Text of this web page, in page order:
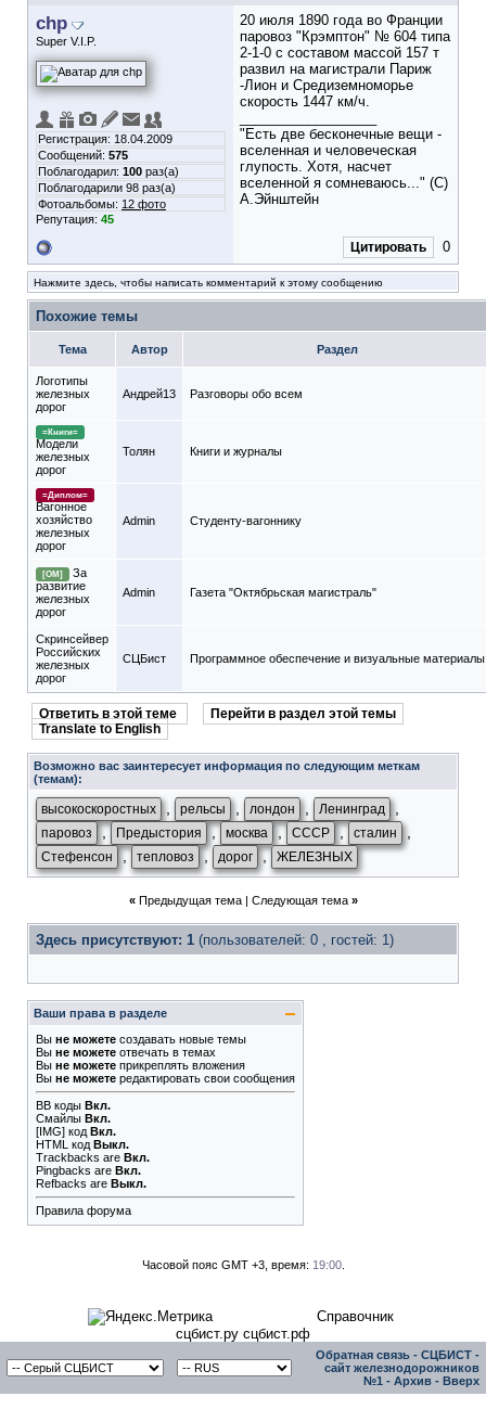
chp
Super V.I.P.
Регистрация: 18.04.2009
Сообщений: 575
Поблагодарил: 100 раз(а)
Поблагодарили 98 раз(а)
Фотоальбомы: 12 фото
Репутация: 45
20 июля 1890 года во Франции
паровоз "Крэмптон" № 604 типа
2-1-0 с составом массой 157 т
развил на магистрали Париж
-Лион и Средиземноморье
скорость 1447 км/ч.
"Есть две бесконечные вещи -
вселенная и человеческая
глупость. Хотя, насчет
вселенной я сомневаюсь..." (С)
А.Эйнштейн
Цитировать 0
Нажмите здесь, чтобы написать комментарий к этому сообщению
Похожие темы
Тема Автор Раздел
Логотипы
железных
дорог
Андрей13 Разговоры обо всем
=Книги=
Модели
железных
дорог
Толян Книги и журналы
=Диплом=
Вагонное
хозяйство
железных
дорог
Admin Студенту-вагоннику
[ОМ]
За
развитие
железных
дорог
Admin Газета "Октябрьская магистраль"
Скринсейвер
Российских
железных
дорог
СЦБист Программное обеспечение и визуальные материалы
Ответить в этой теме
Перейти в раздел этой темы
Translate to English
Возможно вас заинтересует информация по следующим меткам
(темам):
высокоскоростных рельсы лондон Ленинград
паровоз , Предыстория , москва , СССР , сталин
Стефенсон , тепловоз , дорог , ЖЕЛЕЗНЫХ
« Предыдущая тема| Следующая тема »
Здесь присутствуют: 1 (пользователей: 0 , гостей: 1)
Ваши права в разделе
Вы не можете создавать новые темы
Вы не можете отвечать в темах
Вы не можете прикреплять вложения
Вы не можете редактировать свои сообщения
BB коды Вкл.
Смайлы Вкл.
[IMG] код Вкл.
HTML код Выкл.
Trackbacks are Вкл.
Pingbacks are Вкл.
Refbacks are Выкл.
Правила форума
Часовой пояс GMT +3, время: 19:00.
Справочник
сцбист.ру сцбист.рф
Обратная связь - СЦБИСТ -
сайт железнодорожников
№1 - Архив - Вверх